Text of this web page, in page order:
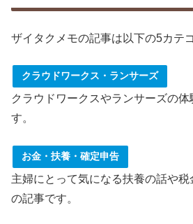
ザイタクメモの記事は以下の5カテ
クラウドワークス・ランサーズ
クラウドワークスやランサーズの
す。
お金・扶養・確定申告
主婦にとって気になる扶養の話や
の記事です。